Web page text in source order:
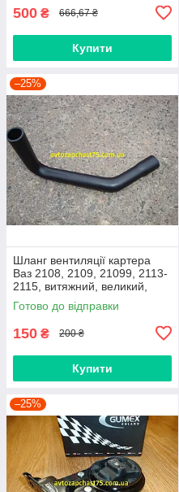
500 ₴ 666,67 ₴
Купити
–25%
Шланг вентиляції картера
Ваз 2108, 2109, 21099, 2113-
2115, витяжний, великий,
нижній
Готово до відправки
150 ₴ 200 ₴
Купити
–25%